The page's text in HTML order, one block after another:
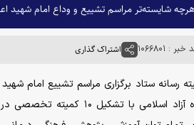
شایسته‌تر مراسم تشییع و وداع امام شهید
: ۱۰۶۶۸۰۱ اشتراک گذاری
رسانه ستاد برگزاری مراسم تشییع امام